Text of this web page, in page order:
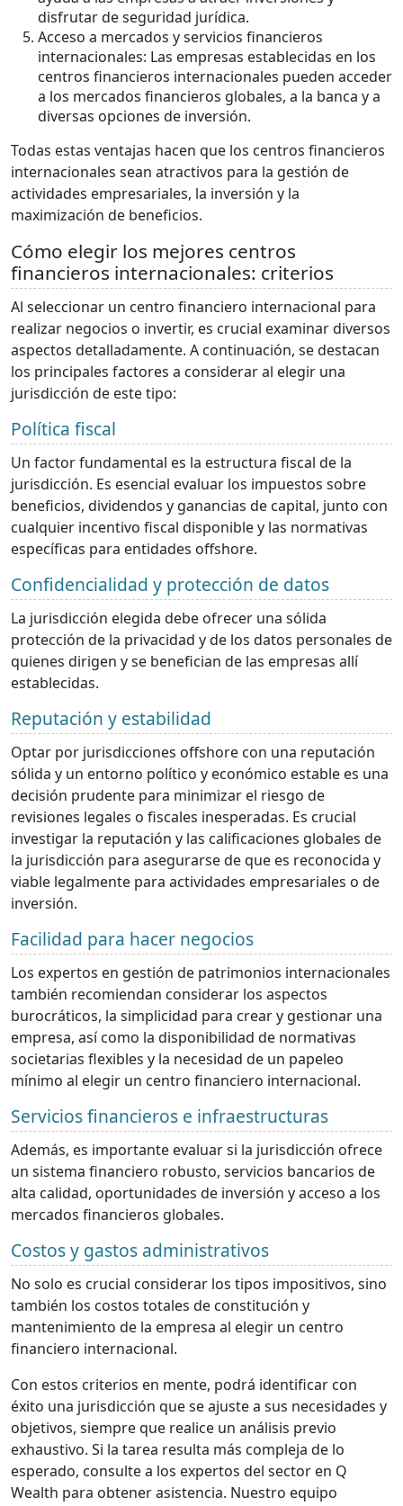
disfrutar de seguridad jurídica.
Acceso a mercados y servicios financieros
internacionales: Las empresas establecidas en los
centros financieros internacionales pueden acceder
a los mercados financieros globales, a la banca y a
diversas opciones de inversión.
Todas estas ventajas hacen que los centros financieros
internacionales sean atractivos para la gestión de
actividades empresariales, la inversión y la
maximización de beneficios.
Cómo elegir los mejores centros
financieros internacionales: criterios
Al seleccionar un centro financiero internacional para
realizar negocios o invertir, es crucial examinar diversos
aspectos detalladamente. A continuación, se destacan
los principales factores a considerar al elegir una
jurisdicción de este tipo:
Política fiscal
Un factor fundamental es la estructura fiscal de la
jurisdicción. Es esencial evaluar los impuestos sobre
beneficios, dividendos y ganancias de capital, junto con
cualquier incentivo fiscal disponible y las normativas
específicas para entidades offshore.
Confidencialidad y protección de datos
La jurisdicción elegida debe ofrecer una sólida
protección de la privacidad y de los datos personales de
quienes dirigen y se benefician de las empresas allí
establecidas.
Reputación y estabilidad
Optar por jurisdicciones offshore con una reputación
sólida y un entorno político y económico estable es una
decisión prudente para minimizar el riesgo de
revisiones legales o fiscales inesperadas. Es crucial
investigar la reputación y las calificaciones globales de
la jurisdicción para asegurarse de que es reconocida y
viable legalmente para actividades empresariales o de
inversión.
Facilidad para hacer negocios
Los expertos en gestión de patrimonios internacionales
también recomiendan considerar los aspectos
burocráticos, la simplicidad para crear y gestionar una
empresa, así como la disponibilidad de normativas
societarias flexibles y la necesidad de un papeleo
mínimo al elegir un centro financiero internacional.
Servicios financieros e infraestructuras
Además, es importante evaluar si la jurisdicción ofrece
un sistema financiero robusto, servicios bancarios de
alta calidad, oportunidades de inversión y acceso a los
mercados financieros globales.
Costos y gastos administrativos
No solo es crucial considerar los tipos impositivos, sino
también los costos totales de constitución y
mantenimiento de la empresa al elegir un centro
financiero internacional.
Con estos criterios en mente, podrá identificar con
éxito una jurisdicción que se ajuste a sus necesidades y
objetivos, siempre que realice un análisis previo
exhaustivo. Si la tarea resulta más compleja de lo
esperado, consulte a los expertos del sector en Q
Wealth para obtener asistencia. Nuestro equipo